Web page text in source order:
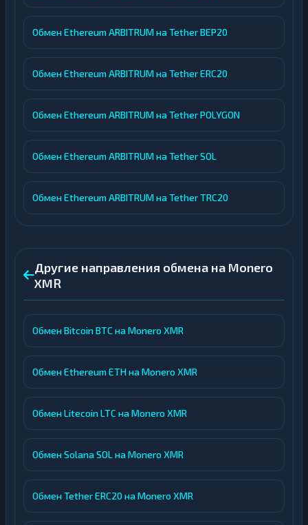
Обмен Ethereum ARBITRUM на Tether BEP20
Обмен Ethereum ARBITRUM на Tether ERC20
Обмен Ethereum ARBITRUM на Tether POLYGON
Обмен Ethereum ARBITRUM на Tether SOL
Обмен Ethereum ARBITRUM на Tether TRC20
Другие направления обмена на Monero
XMR
Обмен Bitcoin BTC на Monero XMR
Обмен Ethereum ETH на Monero XMR
Обмен Litecoin LTC на Monero XMR
Обмен Solana SOL на Monero XMR
Обмен Tether ERC20 на Monero XMR